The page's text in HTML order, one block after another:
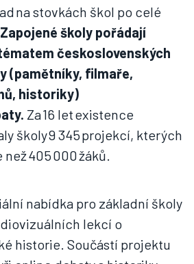
na stovkách škol po celé
Zapojené školy pořádají
československých
(pamětníky, filmaře,
historiky)
Za 16 let existence
školy 9 345 projekcí, kterých
405 000 žáků.
nabídka pro základní školy
lekcí o
historie. Součástí projektu